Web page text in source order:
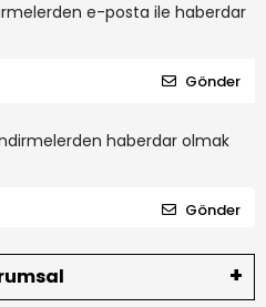
e-posta ile haberdar
Gönder
haberdar olmak
Gönder